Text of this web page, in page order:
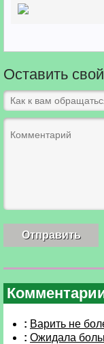
Оставить
: Варить не
: Ожидала